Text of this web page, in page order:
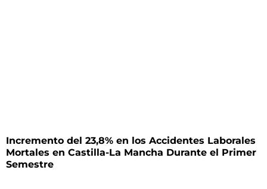
Incremento del 23,8% en los Accidentes Laborales
Mortales en Castilla-La Mancha Durante el Primer
Semestre